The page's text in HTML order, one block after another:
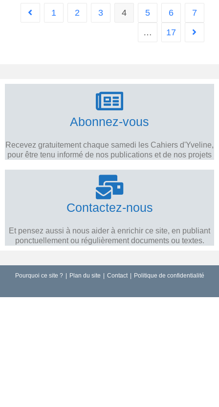
1 2 3 4 5 6
7
…
17
Abonnez-vous
Recevez gratuitement chaque samedi les Cahiers d'Yveline,
pour être tenu informé de nos publications et de nos projets
Contactez-nous
Et pensez aussi à nous aider à enrichir ce site, en publiant
ponctuellement ou régulièrement documents ou textes.
Pourquoi ce site ? Plan du site Contact Politique de confidentialité